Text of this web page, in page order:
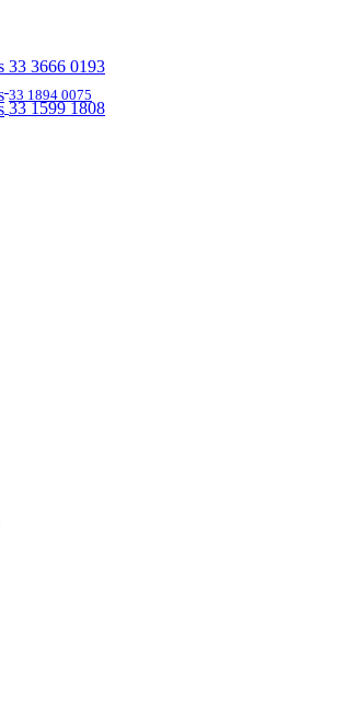
33 3666 0193
33 1894 0075
33 1599 1808